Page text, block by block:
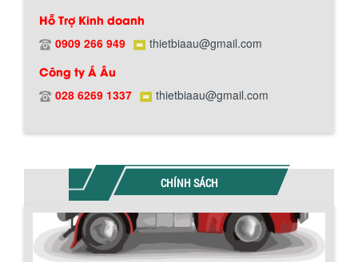
Hỗ Trợ Kinh doanh
0909 266 949 thietbiaau@gmail.com
Công ty Á Âu
028 6269 1337 thietbiaau@gmail.com
CHÍNH SÁCH
Bồn chứa giải nhiệt sơn, mực in có cấu
tạo gồm 2 lớp inox và được dùng để
MÁY TRỘN BỘT KHÔ 500KG